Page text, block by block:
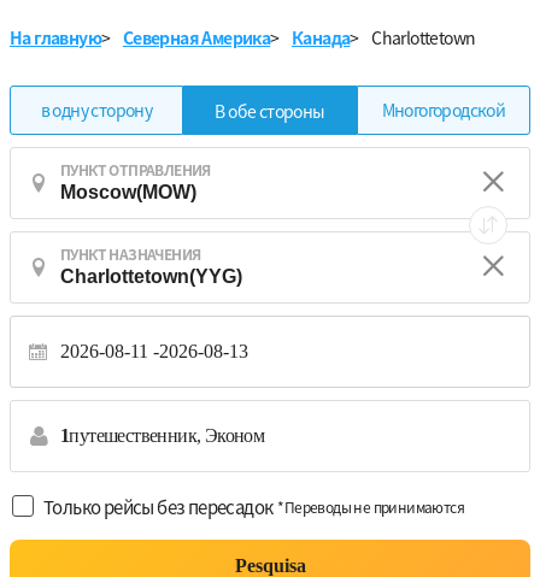
На главную> Северная Америка> Канада> Charlottetown
в одну сторону В обе стороны Многогородской
ПУНКТ ОТПРАВЛЕНИЯ
ПУНКТ НАЗНАЧЕНИЯ
2026-08-11 2026-08-13
1путешественник, Эконом
Только рейсы без пересадок *Переводы не принимаются
Pesquisa